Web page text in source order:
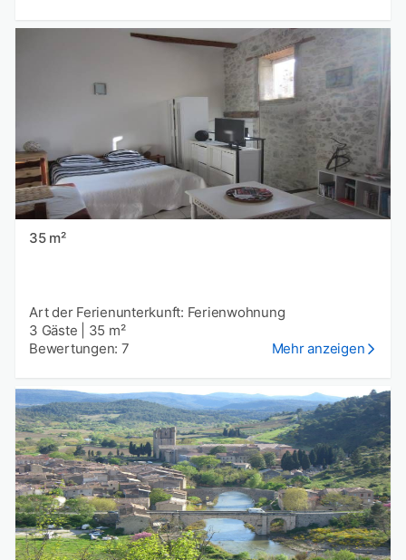
35 m²
Art der Ferienunterkunft: Ferienwohnung
3 Gäste
35 m²
Bewertungen: 7
Mehr anzeigen